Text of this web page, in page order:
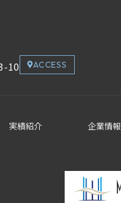
10 ACCESS
実績紹介 企業情報